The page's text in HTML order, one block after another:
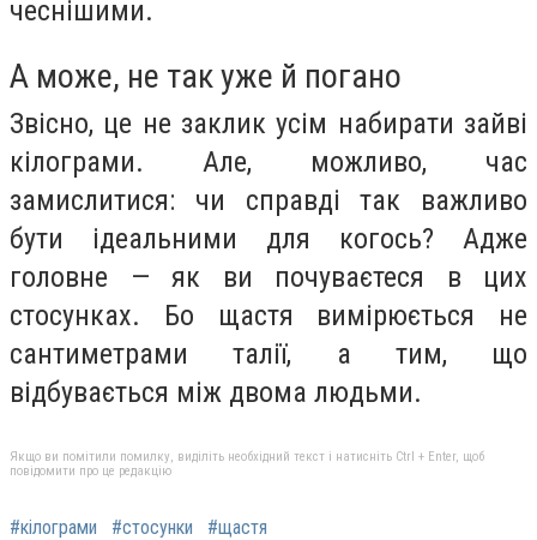
чеснішими.
А може, не так уже й погано
Звісно, це не заклик усім набирати зайві
кілограми. Але, можливо, час
замислитися: чи справді так важливо
бути ідеальними для когось? Адже
головне — як ви почуваєтеся в цих
стосунках. Бо щастя вимірюється не
сантиметрами талії, а тим, що
відбувається між двома людьми.
Якщо ви помітили помилку, виділіть необхідний текст і натисніть Ctrl + Enter, щоб
повідомити про це редакцію
#кілограми #стосунки #щастя